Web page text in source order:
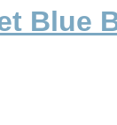
Blue